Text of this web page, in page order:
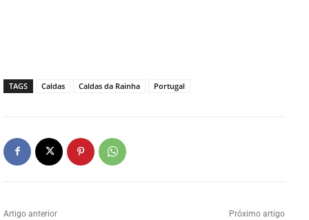
TAGS Caldas Caldas da Rainha Portugal
Artigo anterior Próximo artigo